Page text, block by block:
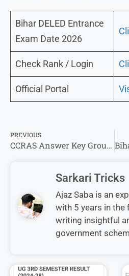
Bihar DELED Entrance
Exam Date 2026
Check Rank / Login
Official Portal
PREVIOUS
CCRAS Answer Key Group A, B & C Out -@ccras.nic.in
Sarkari Tricks
Ajaz Saba is an
with 5 years in the
writing insightful
government